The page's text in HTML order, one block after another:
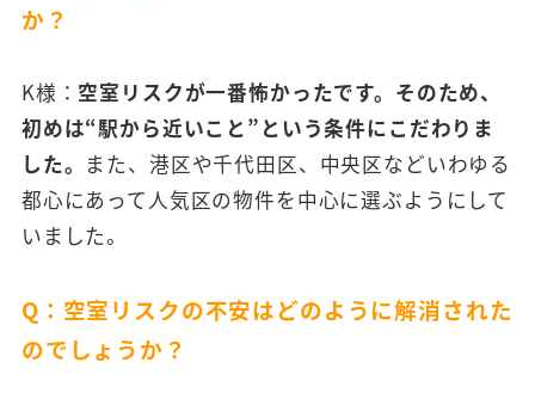
か？
K様： 空室リスクが一番怖かったです。そのため、
初めは“駅から近いこと”という条件にこだわりま
した。 また、港区や千代田区、中央区などいわゆる
都心にあって人気区の物件を中心に選ぶようにして
いました。
Q：空室リスクの不安はどのように解消された
のでしょうか？